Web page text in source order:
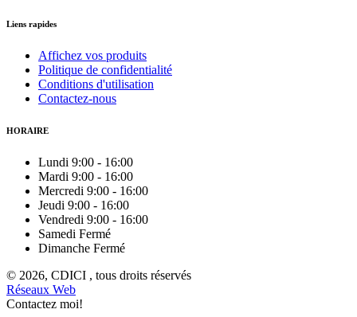
Liens rapides
Affichez vos produits
Politique de confidentialité
Conditions d'utilisation
Contactez-nous
HORAIRE
Lundi 9:00 - 16:00
Mardi 9:00 - 16:00
Mercredi 9:00 - 16:00
Jeudi 9:00 - 16:00
Vendredi 9:00 - 16:00
Samedi Fermé
Dimanche Fermé
© 2026, CDICI , tous droits réservés
Réseaux Web
Contactez moi!